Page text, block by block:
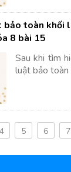
toàn khối
8 bài 15
Sau khi tìm
luật bảo toàn
4 5 6 7